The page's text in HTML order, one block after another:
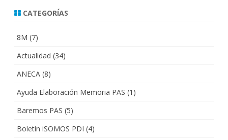
CATEGORÍAS
8M (7)
Actualidad (34)
ANECA (8)
Ayuda Elaboración Memoria PAS (1)
Baremos PAS (5)
Boletín iSOMOS PDI (4)